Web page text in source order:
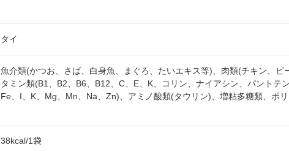
タイ
魚介類(かつお、さば、白身魚、まぐろ、たいエキス等)、肉類(チキン、
タミン類(B1、B2、B6、B12、C、E、K、コリン、ナイアシン、パントテ
Fe、I、K、Mg、Mn、Na、Zn)、アミノ酸類(タウリン)、増粘多糖類、ポ
38kcal/1袋